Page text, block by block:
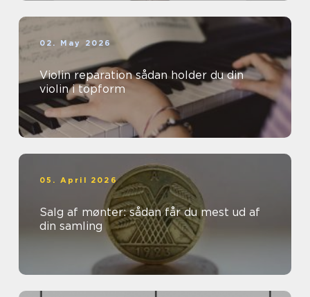
02. May 2026
Violin reparation sådan holder du din
violin i topform
05. April 2026
Salg af mønter: sådan får du mest ud af
din samling